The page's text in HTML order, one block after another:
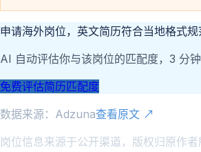
申请海外岗位，英文简历符合当地格式规
AI 自动评估你与该岗位的匹配度，3 分
免费评估简历匹配度
数据来源： Adzuna查看原文 ↗
岗位信息来源于公开渠道，版权归原作者